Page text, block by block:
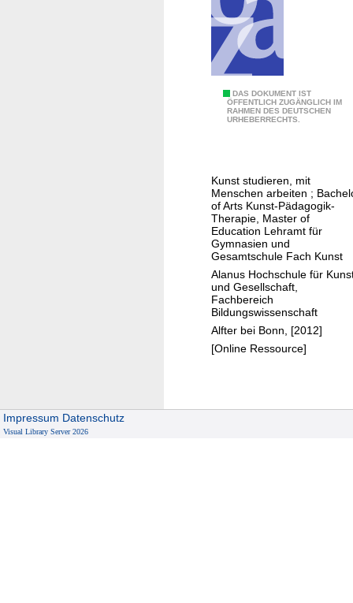
g
i
k
DAS DOKUMENT IST
ÖFFENTLICH ZUGÄNGLICH IM
RAHMEN DES DEUTSCHEN
URHEBERRECHTS.
m
t
K
u
n
s
t
Kunst studieren, mit
Menschen arbeiten ;
of Arts Kunst-Pädagogik-
Therapie, Master of
Education Lehramt für
Gymnasien und
Gesamtschule Fach Kunst
Alanus Hochschule für
und Gesellschaft,
Fachbereich
Bildungswissenschaft
Alfter bei Bonn, [2012]
[Online Ressource]
Impressum Datenschutz
Visual Library Server 2026